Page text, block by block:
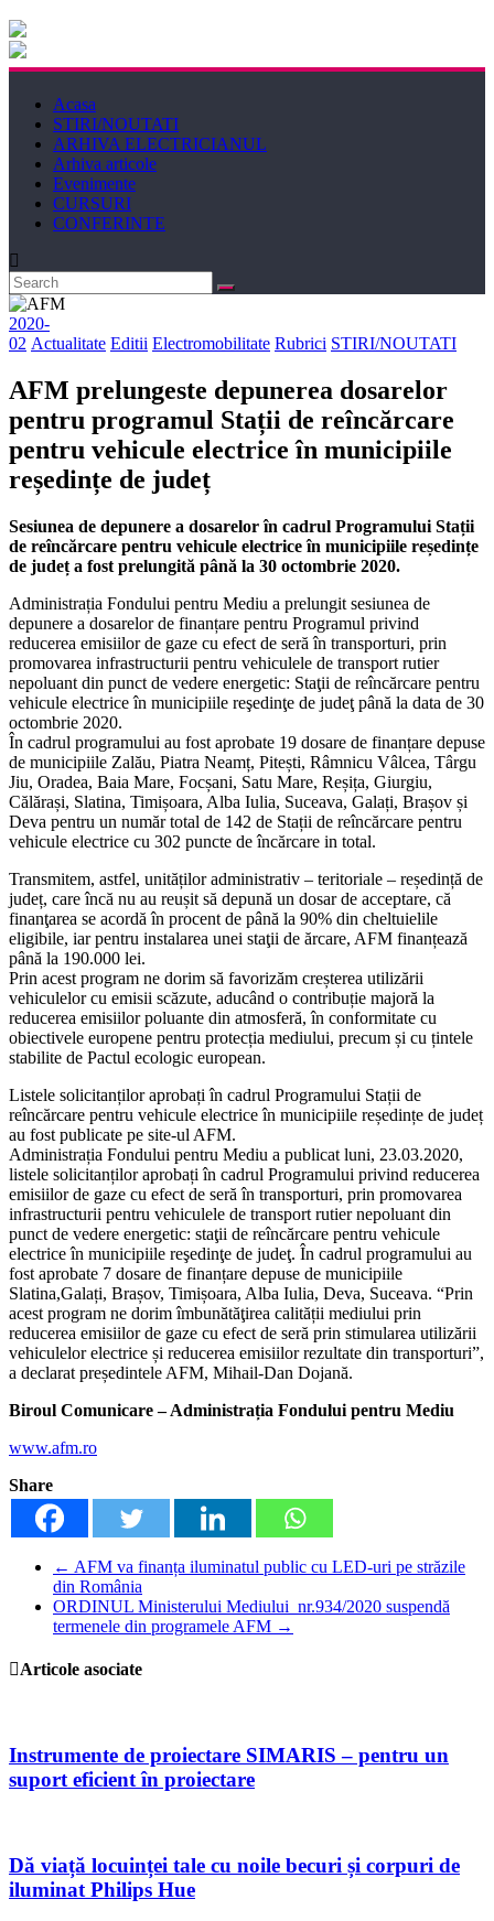
Electricianul
Revista
Electricianul
Acasa
STIRI/NOUTATI
ARHIVA ELECTRICIANUL
Arhiva articole
Evenimente
CURSURI
CONFERINTE
2020-
02 Actualitate Editii Electromobilitate Rubrici STIRI/NOUTATI
AFM prelungeste depunerea dosarelor
pentru programul Stații de reîncărcare
pentru vehicule electrice în municipiile
reședințe de județ
Sesiunea de depunere a dosarelor în cadrul Programului Stații
de reîncărcare pentru vehicule electrice în municipiile reședințe
de județ a fost prelungită până la 30 octombrie 2020.
Administrația Fondului pentru Mediu a prelungit sesiunea de
depunere a dosarelor de finanțare pentru Programul privind
reducerea emisiilor de gaze cu efect de seră în transporturi, prin
promovarea infrastructurii pentru vehiculele de transport rutier
nepoluant din punct de vedere energetic: Staţii de reîncărcare pentru
vehicule electrice în municipiile reşedinţe de judeţ până la data de 30
octombrie 2020.
În cadrul programului au fost aprobate 19 dosare de finanțare depuse
de municipiile Zalău, Piatra Neamț, Pitești, Râmnicu Vâlcea, Târgu
Jiu, Oradea, Baia Mare, Focșani, Satu Mare, Reșița, Giurgiu,
Călărași, Slatina, Timișoara, Alba Iulia, Suceava, Galați, Brașov și
Deva pentru un număr total de 142 de Stații de reîncărcare pentru
vehicule electrice cu 302 puncte de încărcare in total.
Transmitem, astfel, unităților administrativ – teritoriale – reședință de
județ, care încă nu au reușit să depună un dosar de acceptare, că
finanţarea se acordă în procent de până la 90% din cheltuielile
eligibile, iar pentru instalarea unei staţii de ărcare, AFM finanțează
până la 190.000 lei.
Prin acest program ne dorim să favorizăm creșterea utilizării
vehiculelor cu emisii scăzute, aducând o contribuție majoră la
reducerea emisiilor poluante din atmosferă, în conformitate cu
obiectivele europene pentru protecția mediului, precum și cu țintele
stabilite de Pactul ecologic european.
Listele solicitanților aprobați în cadrul Programului Stații de
reîncărcare pentru vehicule electrice în municipiile reședințe de județ
au fost publicate pe site-ul AFM.
Administrația Fondului pentru Mediu a publicat luni, 23.03.2020,
listele solicitanților aprobați în cadrul Programului privind reducerea
emisiilor de gaze cu efect de seră în transporturi, prin promovarea
infrastructurii pentru vehiculele de transport rutier nepoluant din
punct de vedere energetic: staţii de reîncărcare pentru vehicule
electrice în municipiile reşedinţe de judeţ. În cadrul programului au
fost aprobate 7 dosare de finanțare depuse de municipiile
Slatina,Galați, Brașov, Timișoara, Alba Iulia, Deva, Suceava. “Prin
acest program ne dorim îmbunătăţirea calității mediului prin
reducerea emisiilor de gaze cu efect de seră prin stimularea utilizării
vehiculelor electrice și reducerea emisiilor rezultate din transporturi”,
a declarat președintele AFM, Mihail-Dan Dojană.
Biroul Comunicare – Administrația Fondului pentru Mediu
www.afm.ro
Share
← AFM va finanța iluminatul public cu LED-uri pe străzile
din România
ORDINUL Ministerului Mediului nr.934/2020 suspendă
termenele din programele AFM →
Articole asociate
Instrumente de proiectare SIMARIS – pentru un
suport eficient în proiectare
Dă viață locuinței tale cu noile becuri și corpuri de
iluminat Philips Hue